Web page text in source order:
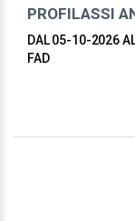
PROFILASSI
DAL 05-10-2026
FAD